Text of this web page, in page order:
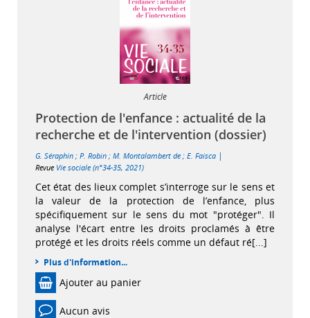
Article
Protection de l'enfance : actualité de la
recherche et de l'intervention (dossier)
G. Séraphin ; P. Robin ; M. Montalambert de ; E. Faisca |
Revue Vie sociale (n°34-35, 2021)
Cet état des lieux complet s’interroge sur le sens et
la valeur de la protection de l’enfance, plus
spécifiquement sur le sens du mot "protéger". Il
analyse l'écart entre les droits proclamés à être
protégé et les droits réels comme un défaut ré[...]
Plus d'information...
Ajouter au panier
Aucun avis